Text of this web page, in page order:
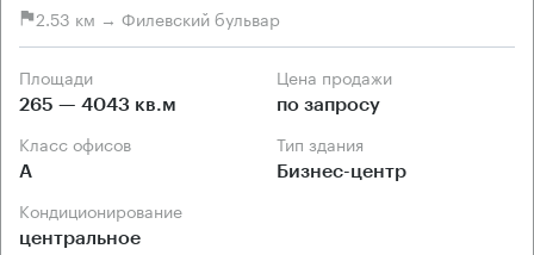
2.53 км → Филевский бульвар
Площади
265 — 4043 кв.м
Цена продажи
по запросу
Класс офисов
А
Тип здания
Бизнес-центр
Кондиционирование
центральное